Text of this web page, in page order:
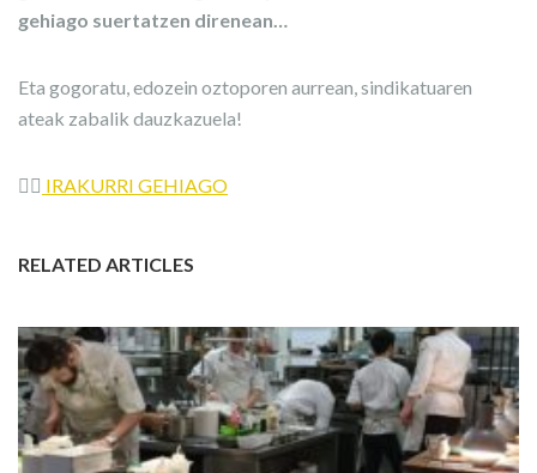
gehiago suertatzen direnean…
Eta gogoratu, edozein oztoporen aurrean, sindikatuaren
ateak zabalik dauzkazuela!
👉🏼 IRAKURRI GEHIAGO
RELATED ARTICLES